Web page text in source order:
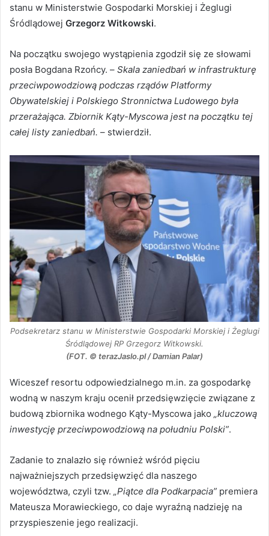
stanu w Ministerstwie Gospodarki Morskiej i Żeglugi
Śródlądowej Grzegorz Witkowski.
Na początku swojego wystąpienia zgodził się ze słowami
posła Bogdana Rzońcy. – Skala zaniedbań w infrastrukturę
przeciwpowodziową podczas rządów Platformy
Obywatelskiej i Polskiego Stronnictwa Ludowego była
przerażająca. Zbiornik Kąty-Myscowa jest na początku tej
całej listy zaniedbań. – stwierdził.
Podsekretarz stanu w Ministerstwie Gospodarki Morskiej i Żeglugi
Śródlądowej RP Grzegorz Witkowski.
(FOT. © terazJaslo.pl / Damian Palar)
Wiceszef resortu odpowiedzialnego m.in. za gospodarkę
wodną w naszym kraju ocenił przedsięwzięcie związane z
budową zbiornika wodnego Kąty-Myscowa jako „kluczową
inwestycję przeciwpowodziową na południu Polski”.
Zadanie to znalazło się również wśród pięciu
najważniejszych przedsięwzięć dla naszego
województwa, czyli tzw. „Piątce dla Podkarpacia” premiera
Mateusza Morawieckiego, co daje wyraźną nadzieję na
przyspieszenie jego realizacji.